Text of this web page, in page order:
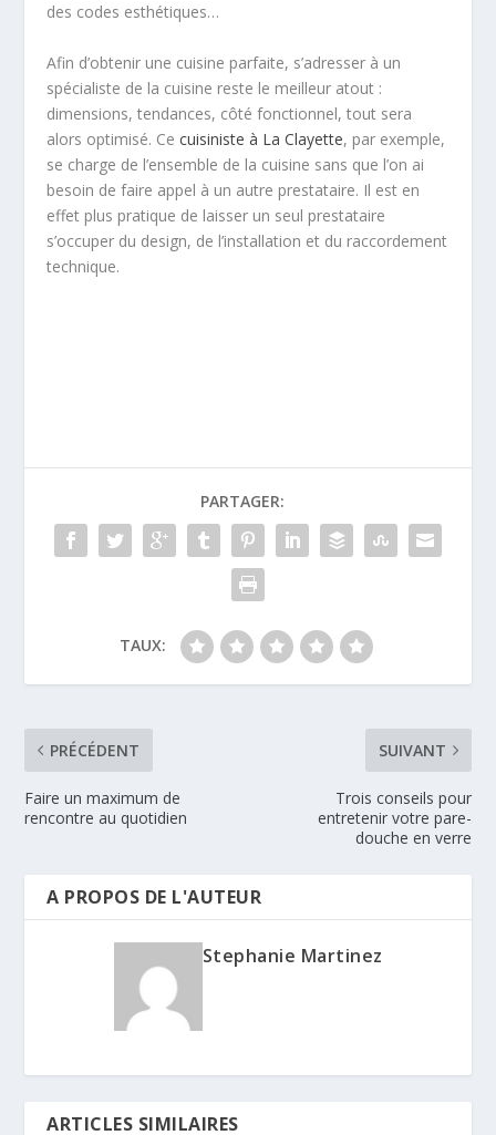
des codes esthétiques…
Afin d’obtenir une cuisine parfaite, s’adresser à un
spécialiste de la cuisine reste le meilleur atout :
dimensions, tendances, côté fonctionnel, tout sera
alors optimisé. Cecuisiniste à La Clayette, par exemple,
se charge de l’ensemble de la cuisine sans que l’on ai
besoin de faire appel à un autre prestataire. Il est en
effet plus pratique de laisser un seul prestataire
s’occuper du design, de l’installation et du raccordement
technique.
PARTAGER:
TAUX:
PRÉCÉDENT
Faire un maximum de
rencontre au quotidien
SUIVANT
Trois conseils pour
entretenir votre pare-
douche en verre
A PROPOS DE L'AUTEUR
Stephanie Martinez
ARTICLES SIMILAIRES